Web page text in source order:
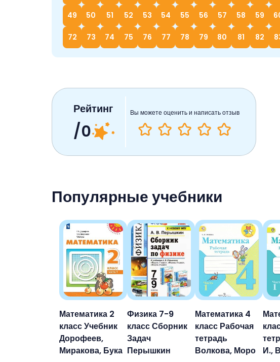
49 50 51 52 53 54 55 56 57 58 59
72 73 74 75 76 77 78 79 80 81 82
Популярные учебники
Математика 2
класс Учебник
Дорофеев,
Миракова, Бука
Физика 7-9
класс Сборник
Задач
Перышкин
Математика 4
класс Рабочая
тетрадь
Волкова, Моро
И.,
Рейтинг
/0
Вы можете оценить и написать отзыв